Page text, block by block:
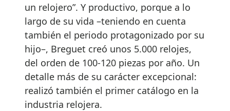
un relojero”. Y productivo, porque a lo
largo de su vida –teniendo en cuenta
también el periodo protagonizado por su
hijo–, Breguet creó unos 5.000 relojes,
del orden de 100-120 piezas por año. Un
detalle más de su carácter excepcional:
realizó también el primer catálogo en la
industria relojera.